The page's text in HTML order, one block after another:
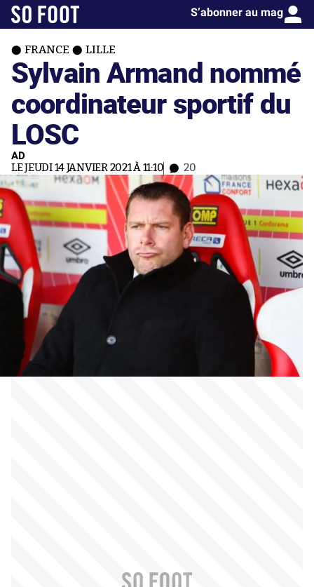
S’abonner au mag
FRANCE LILLE
Sylvain Armand nommé
coordinateur sportif du
LOSC
AD
LE JEUDI 14 JANVIER 2021 À 11:10 20